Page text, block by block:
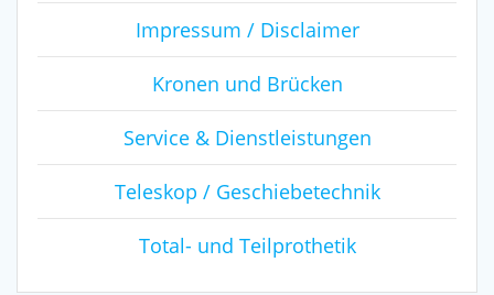
Impressum / Disclaimer
Kronen und Brücken
Service & Dienstleistungen
Teleskop / Geschiebetechnik
Total- und Teilprothetik